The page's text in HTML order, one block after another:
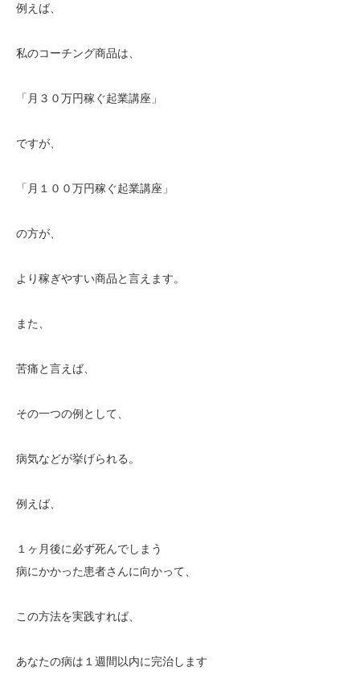
例えば、
私のコーチング商品は、
「月３０万円稼ぐ起業講座」
ですが、
「月１００万円稼ぐ起業講座」
の方が、
より稼ぎやすい商品と言えます。
また、
苦痛と言えば、
その一つの例として、
病気などが挙げられる。
例えば、
１ヶ月後に必ず死んでしまう
病にかかった患者さんに向かって、
この方法を実践すれば、
あなたの病は１週間以内に完治します